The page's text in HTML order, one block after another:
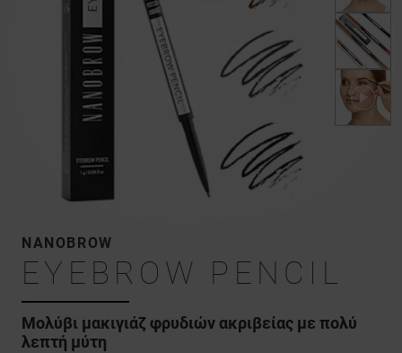
NANOBROW
EYEBROW PENCIL
Μολύβι μακιγιάζ φρυδιών ακριβείας με πολύ
λεπτή μύτη